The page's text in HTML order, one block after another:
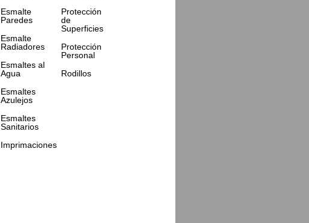
Esmalte
Paredes
Esmalte
Radiadores
Esmaltes al
Agua
Esmaltes
Azulejos
Esmaltes
Sanitarios
Imprimaciones
Protección
de
Superficies
Protección
Personal
Rodillos